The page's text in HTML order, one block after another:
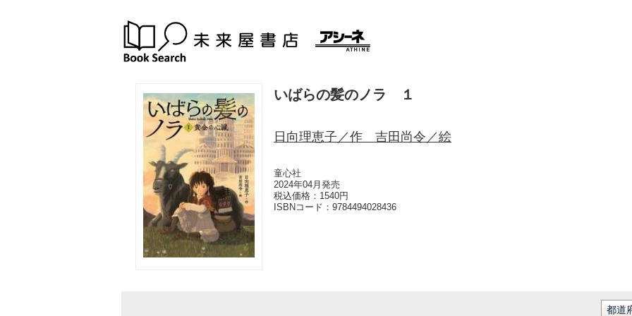
いばらの髪のノラ １
日向理恵子／作 吉田尚令／絵
童心社
2024年04月発売
税込価格：1540円
ISBNコード： 9784494028436